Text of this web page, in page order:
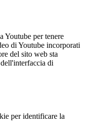
Youtube per tenere
di Youtube incorporati
del sito web sta
di
per identificare la